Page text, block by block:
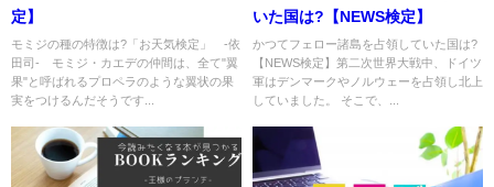
定】
モミジの種の特徴は?「お天気検定」 -依
田司- モミジ・カエデの仲間は、全て"翼
果"と呼ばれるプロペラのような翼状の果
実をつけるんだそうです...
いた国は?【NEWS検定】
かつてフェロー諸島を占領していた国は?
【NEWS検定】第二次世界大戦中、ドイツ
軍はデンマークやノルウェーを占領し北上
していました。 そこで、...